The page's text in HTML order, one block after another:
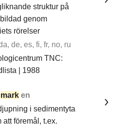
struktur på
genom
rörelser
de, es, fi, fr, no, ru
TNC:
| 1988
mark en
i sedimentyta
att föremål, t.ex.